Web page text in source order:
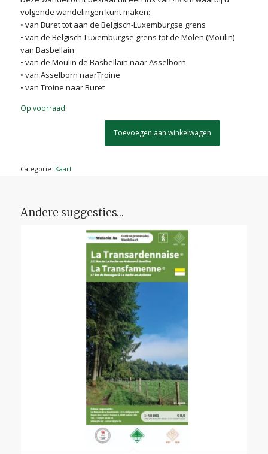
volgende wandelingen kunt maken:
• van Buret tot aan de Belgisch-Luxemburgse grens
• van de Belgisch-Luxemburgse grens tot de Molen (Moulin)
van Basbellain
• van de Moulin de Basbellain naar Asselborn
• van Asselborn naarTroine
• van Troine naar Buret
Op voorraad
Toevoegen aan winkelwagen
Categorie: Kaart
Andere suggesties…